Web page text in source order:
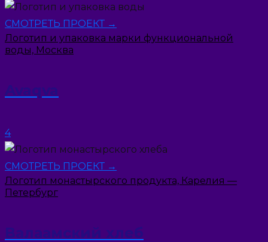
СМОТРЕТЬ ПРОЕКТ →
Логотип и упаковка марки функциональной
воды, Москва
Avaqva
4
СМОТРЕТЬ ПРОЕКТ →
Логотип монастырского продукта, Карелия —
Петербург
Валаамский хлеб